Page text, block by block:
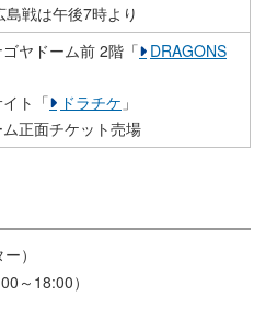
戦は午後7時より
ヤドーム前 2階「 DRAGONS
ト「
ドラチケ 」
正面チケット売場
）
～18:00）